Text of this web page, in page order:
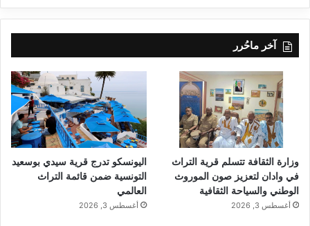
آخر ماحُرر
وزارة الثقافة تتسلم قرية التراث
في وادان لتعزيز صون الموروث
الوطني والسياحة الثقافية
أغسطس 3, 2026
اليونسكو تدرج قرية سيدي بوسعيد
التونسية ضمن قائمة التراث
العالمي
أغسطس 3, 2026